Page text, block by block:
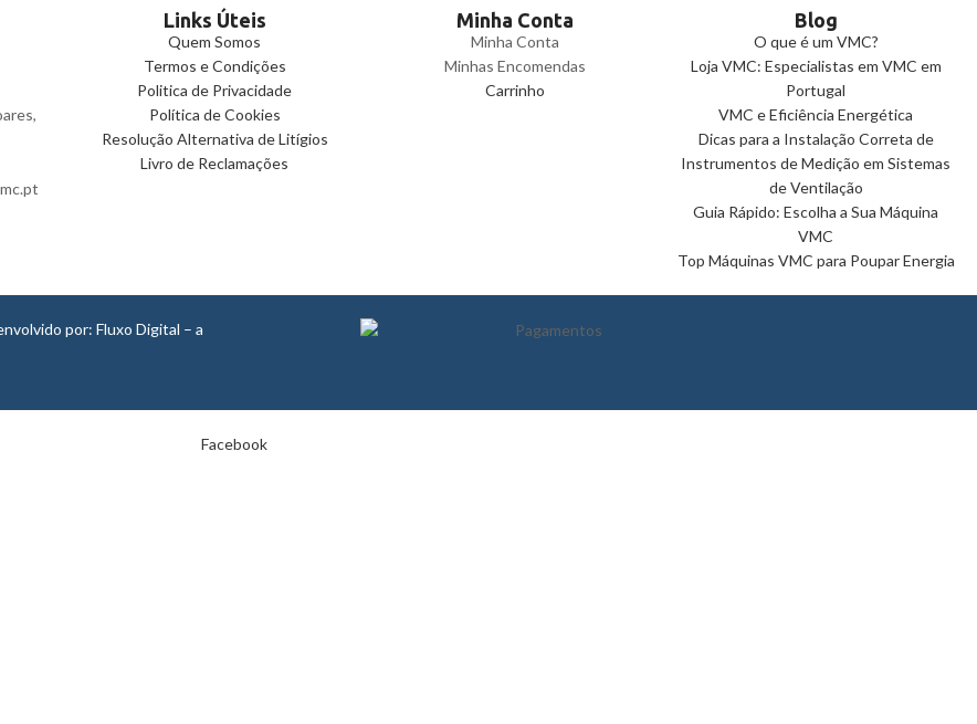
Links Úteis
Quem Somos
Termos e Condições
Politica de Privacidade
Política de Cookies
Resolução Alternativa de Litígios
Livro de Reclamações
Minha Conta
Minha Conta
Minhas Encomendas
Carrinho
Blog
O que é um VMC?
Loja VMC: Especialistas em VMC em
Portugal
VMC e Eficiência Energética
Dicas para a Instalação Correta de
Instrumentos de Medição em Sistemas
de Ventilação
Guia Rápido: Escolha a Sua Máquina
VMC
Top Máquinas VMC para Poupar Energia
por: Fluxo Digital – a
Facebook